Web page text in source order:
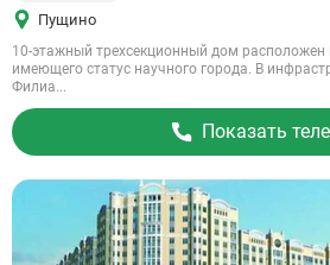
Пущино
10-этажный трехсекционный дом расположен
имеющего статус научного города. В
Филиа...
Показать